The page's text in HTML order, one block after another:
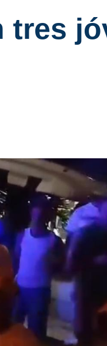
tres